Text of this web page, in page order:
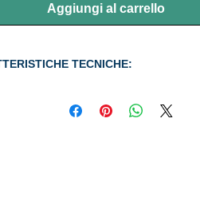
Aggiungi al carrello
TECNICHE: